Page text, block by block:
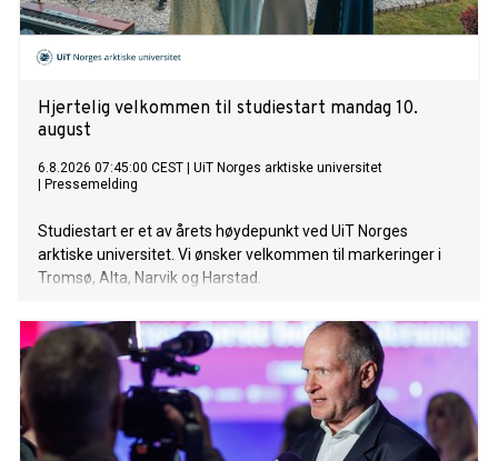
Hjertelig velkommen til studiestart mandag 10.
august
6.8.2026 07:45:00 CEST
UiT Norges arktiske universitet
Pressemelding
Studiestart er et av årets høydepunkt ved UiT Norges
arktiske universitet. Vi ønsker velkommen til markeringer i
Tromsø, Alta, Narvik og Harstad.